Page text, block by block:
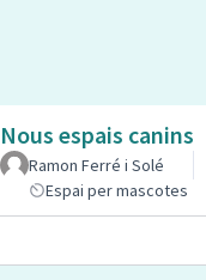
Nous espais canins
Ramon Ferré i Solé
Espai per mascotes